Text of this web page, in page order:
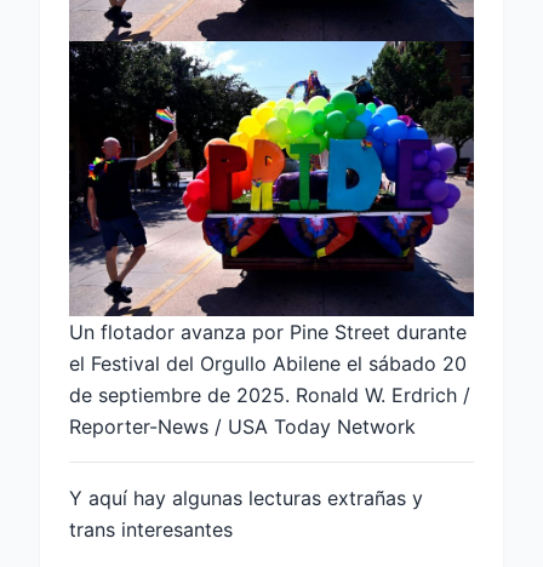
Un flotador avanza por Pine Street durante
el Festival del Orgullo Abilene el sábado 20
de septiembre de 2025. Ronald W. Erdrich /
Reporter-News / USA Today Network
Y aquí hay algunas lecturas extrañas y
trans interesantes